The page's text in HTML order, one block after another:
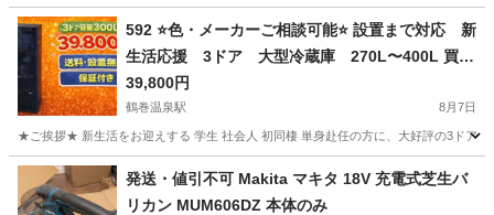
神奈川 川崎市 八丁畷駅 生活家電 商品
592 ⭐️色・メーカーご相談可能⭐️ 設置まで対応 新
生活応援 3ドア 大型冷蔵庫 270L〜400L 買い
替え
39,800円
鶴巻温泉駅 8月7日
★ご挨拶★ 新生活をお迎えする 学生 社会人 初同棲 単身赴任の方に、大好評の3ドア
神奈川 伊勢原市 鶴巻温泉駅 キッチン家電
発送・値引不可 Makita マキタ 18V 充電式芝生バ
リカン MUM606DZ 本体のみ